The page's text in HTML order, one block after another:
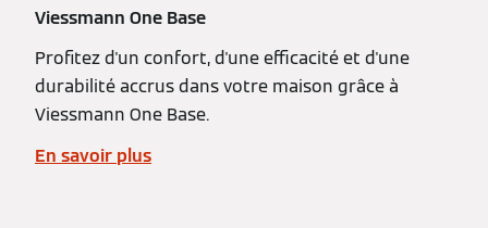
Viessmann One Base
Profitez d'un confort, d'une efficacité et d'une
durabilité accrus dans votre maison grâce à
Viessmann One Base.
En savoir plus